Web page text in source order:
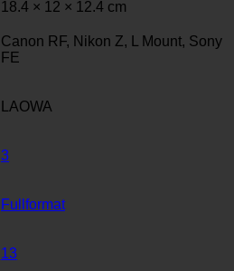
18.4 × 12 × 12.4 cm
Canon RF, Nikon Z, L Mount, Sony
FE
LAOWA
3
Fullformat
13